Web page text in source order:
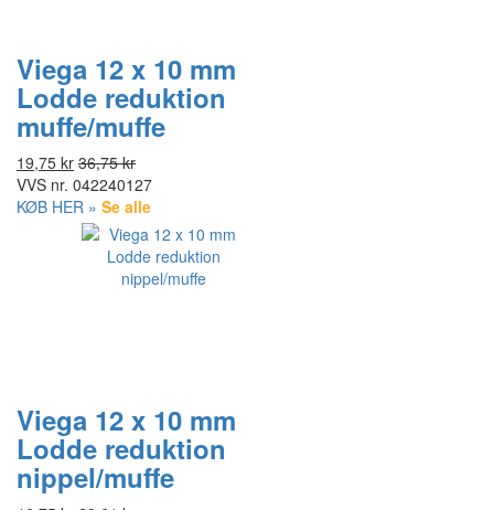
Viega 12 x 10 mm
Lodde reduktion
muffe/muffe
19,75 kr 36,75 kr
VVS nr. 042240127
KØB HER » Se alle
Viega 12 x 10 mm
Lodde reduktion
nippel/muffe